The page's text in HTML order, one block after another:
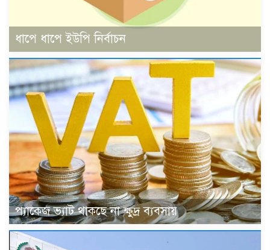
ধাপে ধাপে ইউপি নির্বাচন
প্যাকেজ ভ্যাট থাকছে না ক্ষুদ্র ব্যবসায়